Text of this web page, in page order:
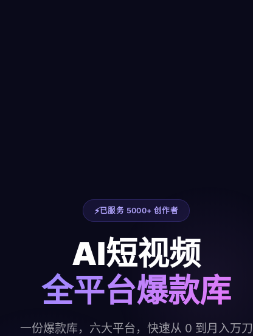
已服务 5000+ 创作者
AI短视频
全平台爆款库
一份爆款库，六大平台，快速从 0 到月入万刀